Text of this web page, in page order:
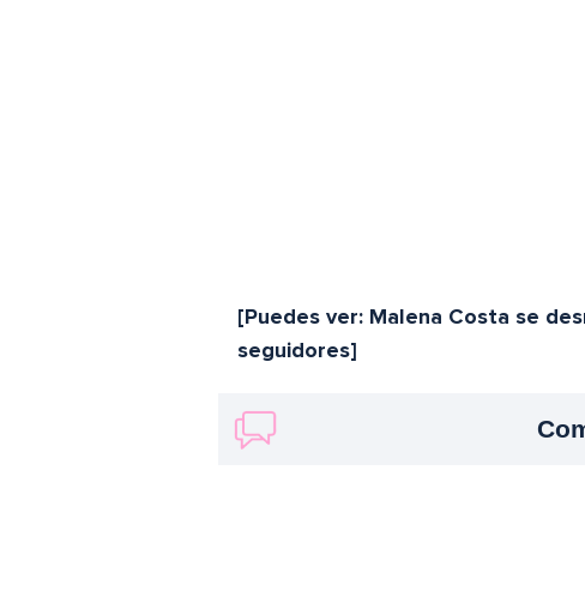
[Puedes ver: Malena Costa se
seguidores]